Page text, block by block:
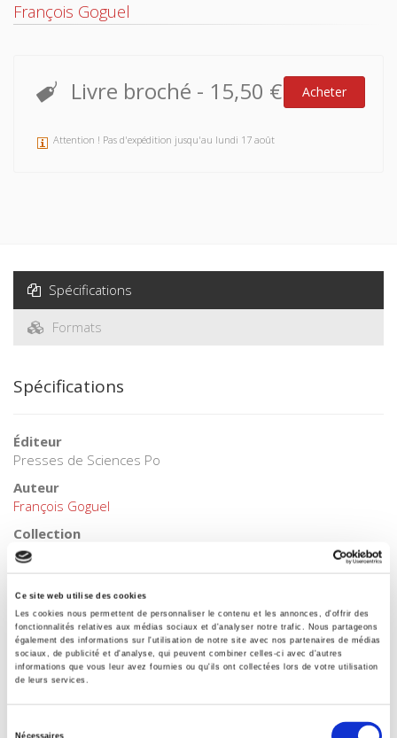
Ce site web utilise des cookies
Les cookies nous permettent de personnaliser le contenu et les annonces, d'offrir des
fonctionnalités relatives aux médias sociaux et d'analyser notre trafic. Nous partageons
également des informations sur l'utilisation de notre site avec nos partenaires de médias
sociaux, de publicité et d'analyse, qui peuvent combiner celles-ci avec d'autres
informations que vous leur avez fournies ou qu'ils ont collectées lors de votre utilisation
de leurs services.
Nécessaires
François Goguel
Livre broché - 15,50 € Acheter
Attention ! Pas d'expédition jusqu'au lundi 17 août
Spécifications
Formats
Spécifications
Éditeur
Presses de Sciences Po
Auteur
François Goguel
Collection
Académique
Langue
français
Mots clés
Sociologie électorale
Catégorie (éditeur)